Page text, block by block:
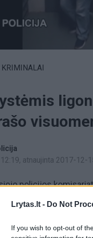
Lrytas.lt - Do Not
If you wish to opt-out of
KRIMINALAI
, atnaujinta 2017-12-
policijos
tyrimo valdybos
universitetinėje
asmenį.